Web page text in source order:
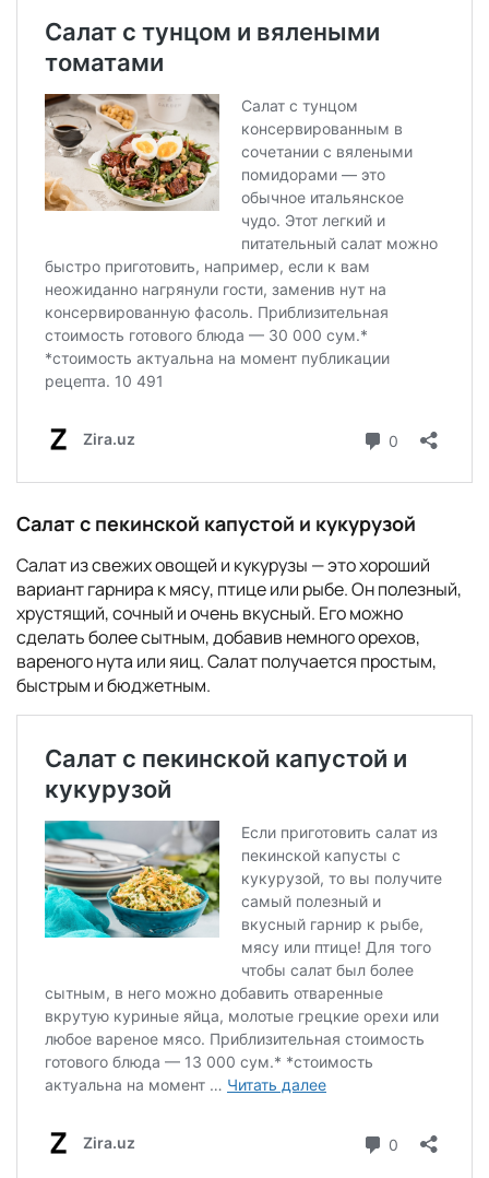
Салат с пекинской капустой и кукурузой
Салат из свежих овощей и кукурузы — это хороший
вариант гарнира к мясу, птице или рыбе. Он полезный,
хрустящий, сочный и очень вкусный. Его можно
сделать более сытным, добавив немного орехов,
вареного нута или яиц. Салат получается простым,
быстрым и бюджетным.